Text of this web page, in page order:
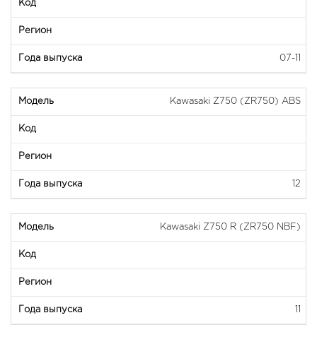
07-11
Kawasaki Z750 (ZR750) ABS
12
Kawasaki Z750 R (ZR750 NBF)